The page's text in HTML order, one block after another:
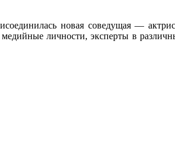
новая соведущая —
личности, эксперты в